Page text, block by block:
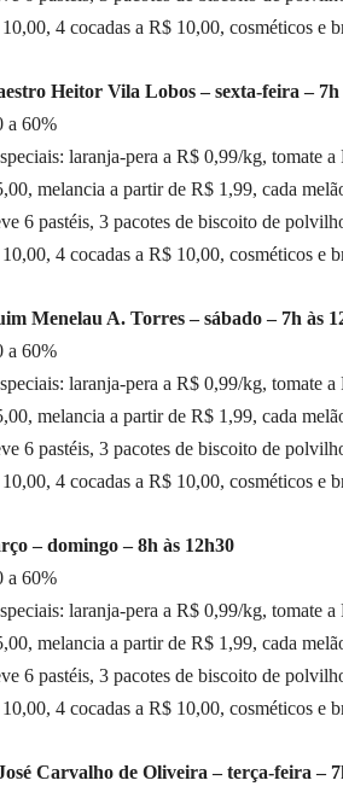
4 cocadas a R$ 10,00, cosméticos e
Heitor Vila Lobos – sexta-feira – 7h
a 60%
laranja-pera a R$ 0,99/kg, tomate
melancia a partir de R$ 1,99, cada
6 pastéis, 3 pacotes de biscoito de
4 cocadas a R$ 10,00, cosméticos e
Menelau A. Torres – sábado – 7h às
a 60%
laranja-pera a R$ 0,99/kg, tomate
melancia a partir de R$ 1,99, cada
6 pastéis, 3 pacotes de biscoito de
4 cocadas a R$ 10,00, cosméticos e
– domingo – 8h às 12h30
a 60%
laranja-pera a R$ 0,99/kg, tomate
melancia a partir de R$ 1,99, cada
6 pastéis, 3 pacotes de biscoito de
4 cocadas a R$ 10,00, cosméticos e
Carvalho de Oliveira – terça-feira –